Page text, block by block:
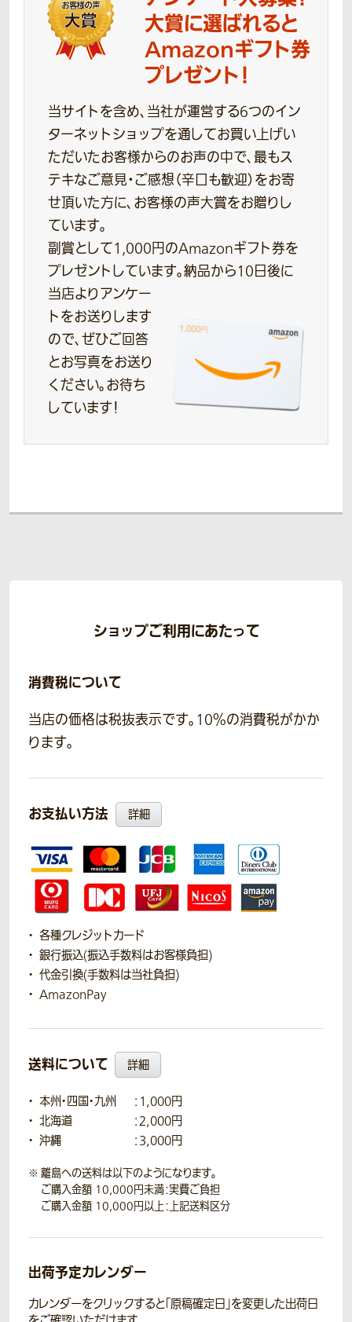
大賞に選ばれると
Amazonギフト券
プレゼント！
当サイトを含め、当社が運営する6つのイン
ターネットショップを通してお買い上げい
ただいたお客様からのお声の中で、最もス
テキなご意見・ご感想（辛口も歓迎）をお寄
せ頂いた方に、お客様の声大賞をお贈りし
ています。
副賞として1,000円のAmazonギフト券を
プレゼントしています。納品から10日後に
当店よりアンケー
トをお送りします
ので、ぜひご回答
とお写真をお送り
ください。お待ち
しています！
ショップご利用にあたって
消費税について
当店の価格は税抜表示です。10％の消費税がかか
ります。
お支払い方法 詳細
各種クレジットカード
銀行振込(振込手数料はお客様負担)
代金引換(手数料は当社負担)
AmazonPay
送料について 詳細
本州・四国・九州
：1,000円
北海道
：2,000円
沖縄
：3,000円
離島への送料は以下のようになります。
ご購入金額 10,000円未満：実費ご負担
ご購入金額 10,000円以上：上記送料区分
出荷予定カレンダー
カレンダーをクリックすると「原稿確定日」を変更した出荷日